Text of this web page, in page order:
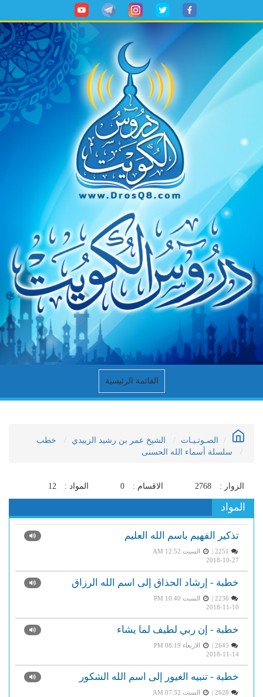
القائمة الرئيسية
الصـوتـيـات الشيخ عمر بن رشيد الزبيدي
خطب
سلسلة أسماء الله الحسنى
الزوار : 2768 الاقسام : 0 المواد : 12
المواد
تذكير الفهيم باسم الله العليم
السبت AM 12:52
2018-10-27
خطبة - إرشاد الحذاق إلى اسم الله الرزاق
السبت PM 10:40
2018-11-10
خطبة - إن ربي لطيف لما يشاء
الاربعاء PM 08:19
2018-11-14
خطبة - تنبيه الغيور إلى اسم الله الشكور
السبت AM 07:32